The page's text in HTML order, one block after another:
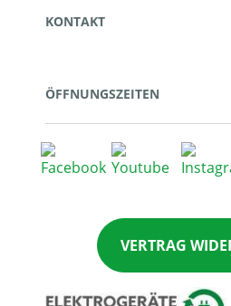
KONTAKT
ÖFFNUNGSZEITEN
VERTRAG